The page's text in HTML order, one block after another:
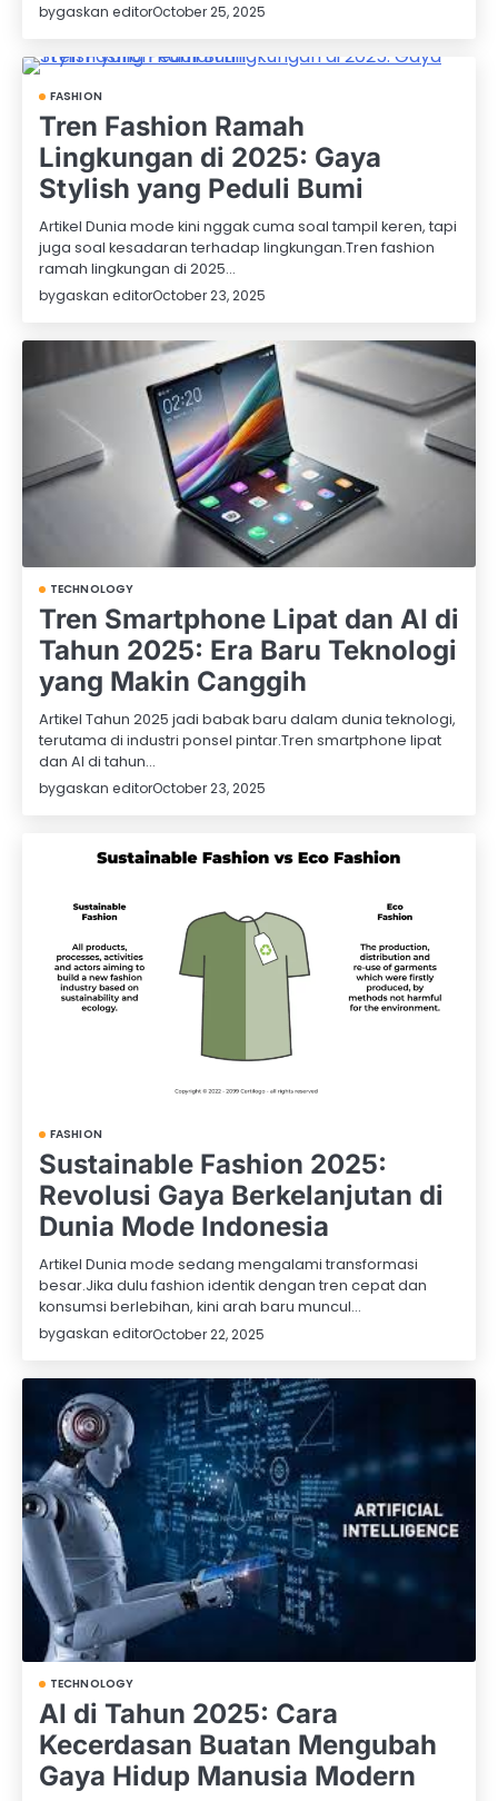
bygaskan editorOctober 25, 2025
FASHION
Tren Fashion Ramah
Lingkungan di 2025: Gaya
Stylish yang Peduli Bumi
Artikel Dunia mode kini nggak cuma soal tampil keren, tapi
juga soal kesadaran terhadap lingkungan.Tren fashion
ramah lingkungan di 2025…
bygaskan editorOctober 23, 2025
TECHNOLOGY
Tren Smartphone Lipat dan AI di
Tahun 2025: Era Baru Teknologi
yang Makin Canggih
Artikel Tahun 2025 jadi babak baru dalam dunia teknologi,
terutama di industri ponsel pintar.Tren smartphone lipat
dan AI di tahun…
bygaskan editorOctober 23, 2025
FASHION
Sustainable Fashion 2025:
Revolusi Gaya Berkelanjutan di
Dunia Mode Indonesia
Artikel Dunia mode sedang mengalami transformasi
besar.Jika dulu fashion identik dengan tren cepat dan
konsumsi berlebihan, kini arah baru muncul…
bygaskan editorOctober 22, 2025
TECHNOLOGY
AI di Tahun 2025: Cara
Kecerdasan Buatan Mengubah
Gaya Hidup Manusia Modern